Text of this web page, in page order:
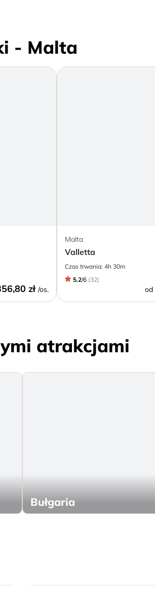
- Malta
zł /os.
Malta
Valletta
Czas trwania: 4h 30m
5.2/6 (32)
od
atrakcjami
Bułgaria